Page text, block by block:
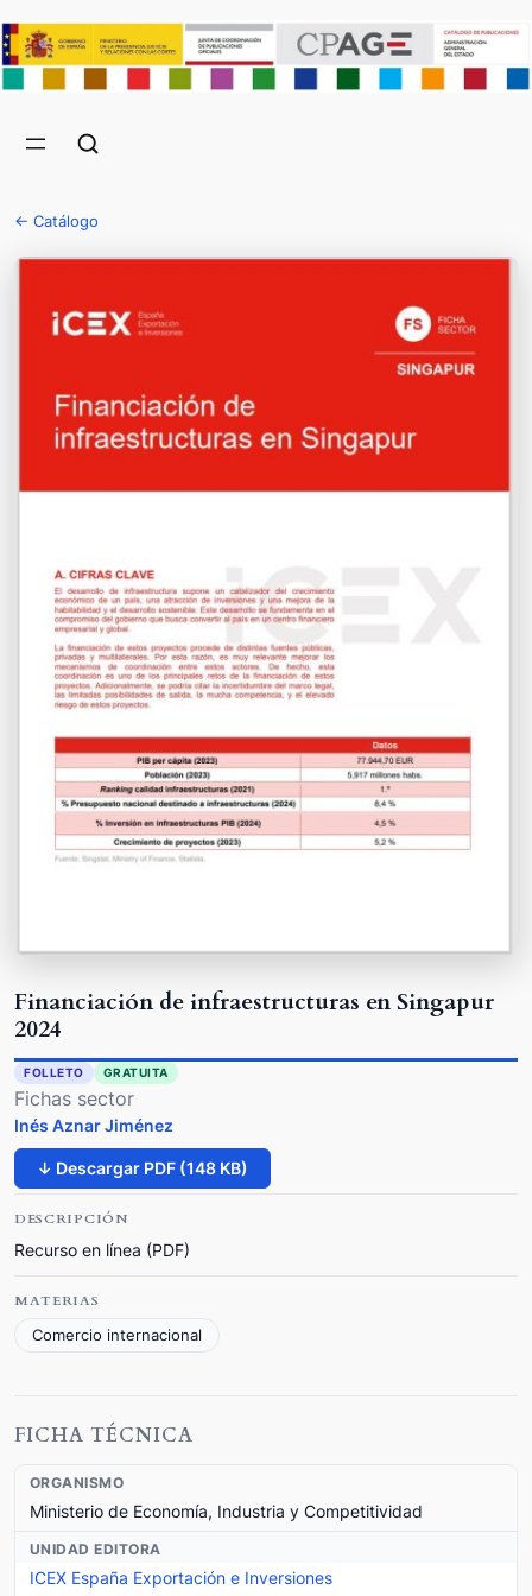
← Catálogo
Financiación de infraestructuras en Singapur
2024
FOLLETO GRATUITA
Fichas sector
Inés Aznar Jiménez
↓ Descargar PDF (148 KB)
DESCRIPCIÓN
Recurso en línea (PDF)
MATERIAS
Comercio internacional
FICHA TÉCNICA
ORGANISMO
Ministerio de Economía, Industria y Competitividad
UNIDAD EDITORA
ICEX España Exportación e Inversiones